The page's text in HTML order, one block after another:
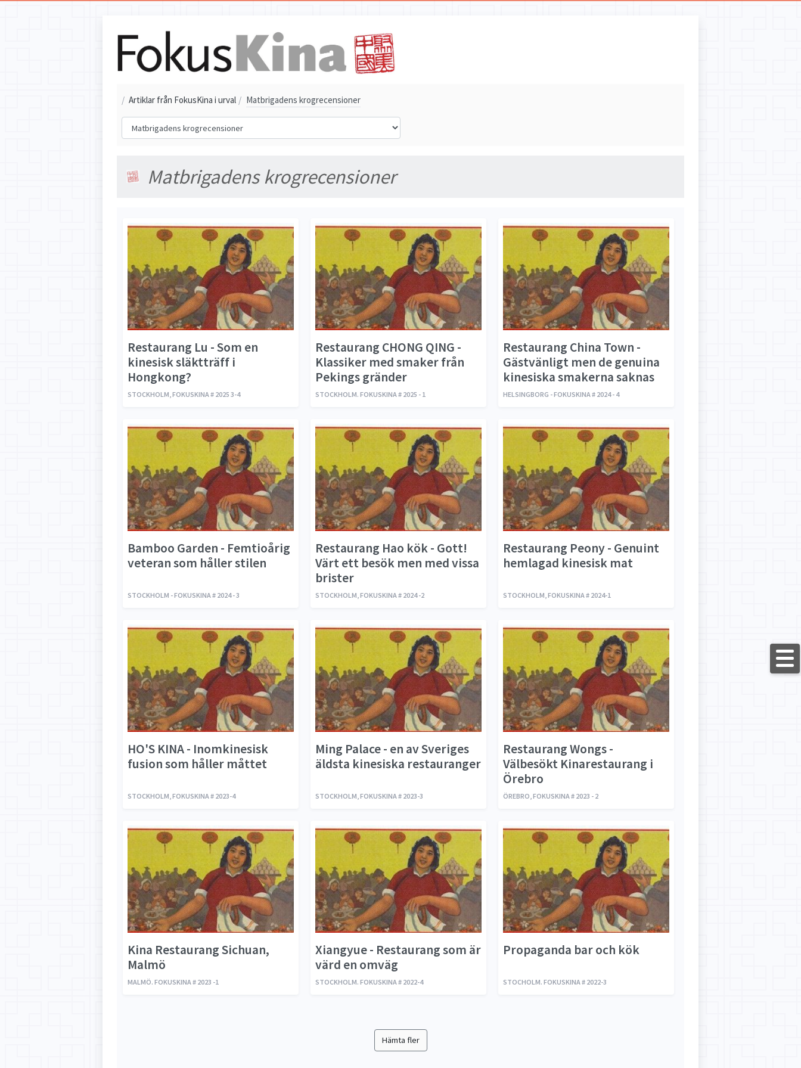
/ Matbrigadens krogrecensioner
/ Artiklar från FokusKina i urval
Matbrigadens krogrecensioner
Restaurang Lu - Som en
kinesisk släktträff i
Hongkong?
STOCKHOLM, FOKUSKINA # 2025 3-4
Restaurang CHONG QING -
Klassiker med smaker från
Pekings gränder
STOCKHOLM. FOKUSKINA # 2025 - 1
Restaurang China Town -
Gästvänligt men de genuina
kinesiska smakerna saknas
HELSINGBORG - FOKUSKINA # 2024 - 4
Bamboo Garden - Femtioårig
veteran som håller stilen
STOCKHOLM - FOKUSKINA # 2024 - 3
Restaurang Hao kök - Gott!
Värt ett besök men med vissa
brister
STOCKHOLM, FOKUSKINA # 2024 -2
Restaurang Peony - Genuint
hemlagad kinesisk mat
STOCKHOLM, FOKUSKINA # 2024-1
HO'S KINA - Inomkinesisk
fusion som håller måttet
STOCKHOLM, FOKUSKINA # 2023-4
Ming Palace - en av Sveriges
äldsta kinesiska restauranger
STOCKHOLM, FOKUSKINA # 2023-3
Restaurang Wongs -
Välbesökt Kinarestaurang i
Örebro
ÖREBRO, FOKUSKINA # 2023 - 2
Kina Restaurang Sichuan,
Malmö
MALMÖ. FOKUSKINA # 2023 -1
Xiangyue - Restaurang som är
värd en omväg
STOCKHOLM. FOKUSKINA # 2022-4
Propaganda bar och kök
STOCHOLM. FOKUSKINA # 2022-3
Hämta fler